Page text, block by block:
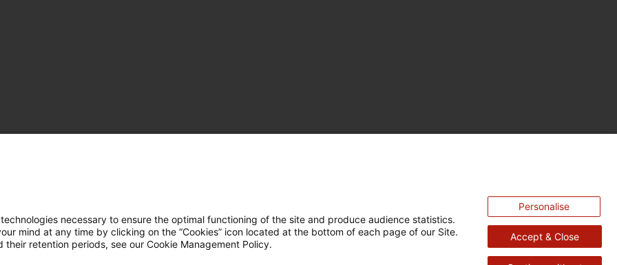
necessary to ensure the optimal functioning of the site and produce audience statistics.
mind at any time by clicking on the “Cookies” icon located at the bottom of each page of our Site.
retention periods, see our Cookie Management Policy.
Personalise
Accept & Close